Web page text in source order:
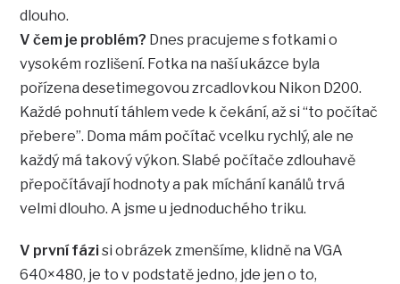
dlouho.
V čem je problém? Dnes pracujeme s fotkami o
vysokém rozlišení. Fotka na naší ukázce byla
pořízena desetimegovou zrcadlovkou Nikon D200.
Každé pohnutí táhlem vede k čekání, až si “to počítač
přebere”. Doma mám počítač vcelku rychlý, ale ne
každý má takový výkon. Slabé počítače zdlouhavě
přepočítávají hodnoty a pak míchání kanálů trvá
velmi dlouho. A jsme u jednoduchého triku.
V první fázisi obrázek zmenšíme, klidně na VGA
640×480, je to v podstatě jedno, jde jen o to,